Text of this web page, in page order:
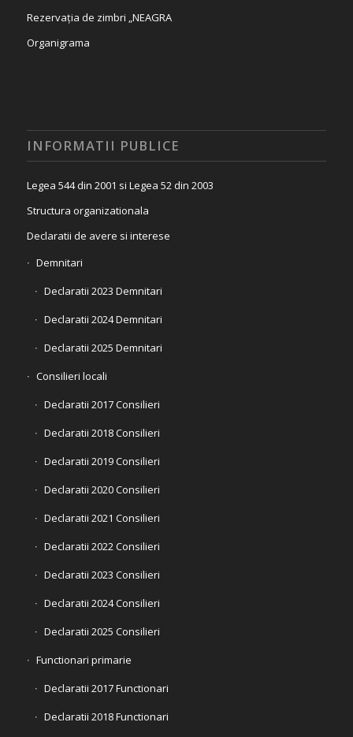
Rezervația de zimbri „NEAGRA
Organigrama
INFORMATII PUBLICE
Legea 544 din 2001 si Legea 52 din 2003
Structura organizationala
Declaratii de avere si interese
Demnitari
Declaratii 2023 Demnitari
Declaratii 2024 Demnitari
Declaratii 2025 Demnitari
Consilieri locali
Declaratii 2017 Consilieri
Declaratii 2018 Consilieri
Declaratii 2019 Consilieri
Declaratii 2020 Consilieri
Declaratii 2021 Consilieri
Declaratii 2022 Consilieri
Declaratii 2023 Consilieri
Declaratii 2024 Consilieri
Declaratii 2025 Consilieri
Functionari primarie
Declaratii 2017 Functionari
Declaratii 2018 Functionari